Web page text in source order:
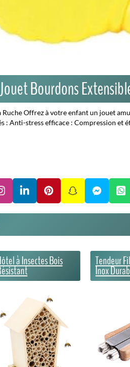
Jouet Bourdons
Offrez à votre enfant un jouet
: Anti-stress efficace : Compression
à Insectes Bois Tendeur
Inox